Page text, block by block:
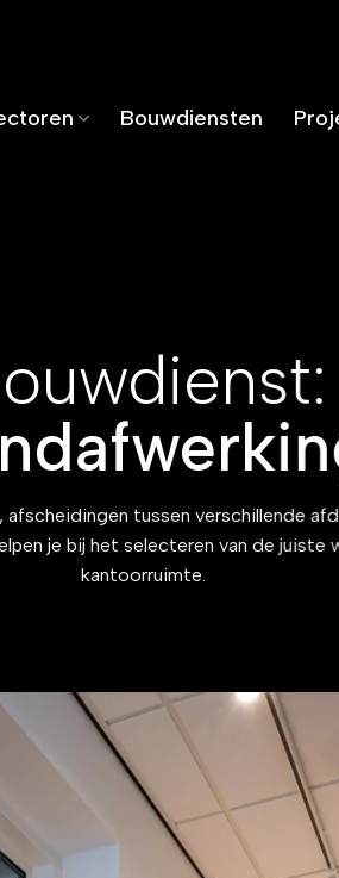
Bouwdiensten
tussen verschillende
je bij het selecteren van de juiste
kantoorruimte.